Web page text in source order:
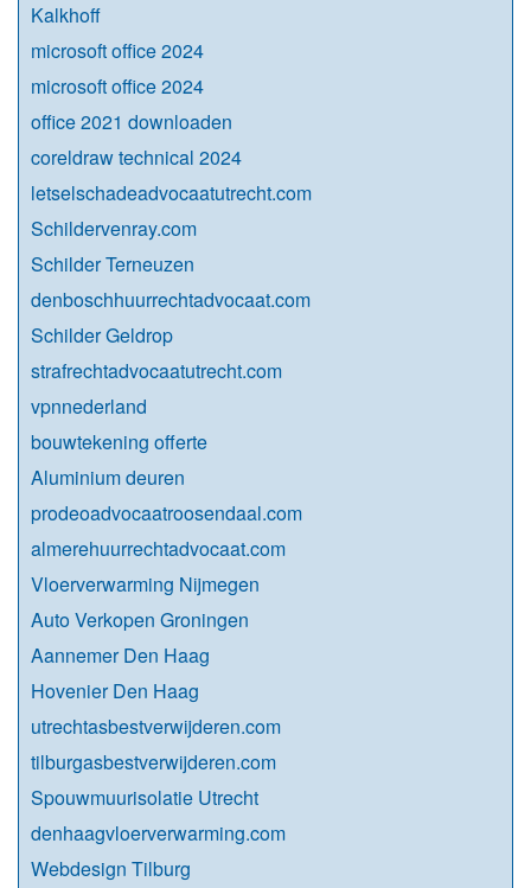
Kalkhoff
microsoft office 2024
microsoft office 2024
office 2021 downloaden
coreldraw technical 2024
letselschadeadvocaatutrecht.com
Schildervenray.com
Schilder Terneuzen
denboschhuurrechtadvocaat.com
Schilder Geldrop
strafrechtadvocaatutrecht.com
vpnnederland
bouwtekening offerte
Aluminium deuren
prodeoadvocaatroosendaal.com
almerehuurrechtadvocaat.com
Vloerverwarming Nijmegen
Auto Verkopen Groningen
Aannemer Den Haag
Hovenier Den Haag
utrechtasbestverwijderen.com
tilburgasbestverwijderen.com
Spouwmuurisolatie Utrecht
denhaagvloerverwarming.com
Webdesign Tilburg